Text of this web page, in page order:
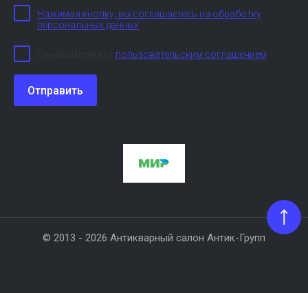
Нажимая кнопку, вы соглашаетесь на обработку
персональных данных
пользовательским соглашением
Отправить
© 2013 - 2026 Антикварный салон Антик-Групп